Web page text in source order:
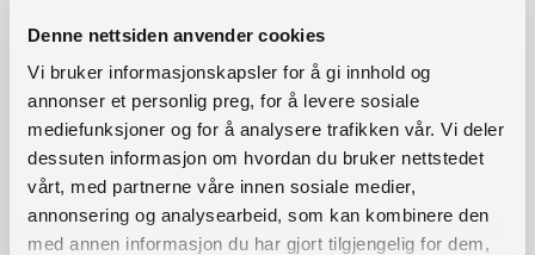
Denne nettsiden anvender cookies
Vi bruker informasjonskapsler for å gi innhold og
annonser et personlig preg, for å levere sosiale
mediefunksjoner og for å analysere trafikken vår. Vi deler
dessuten informasjon om hvordan du bruker nettstedet
vårt, med partnerne våre innen sosiale medier,
annonsering og analysearbeid, som kan kombinere den
med annen informasjon du har gjort tilgjengelig for dem,
om beskyttelse av kulturverdier i tilfelle av
og Unescos konvensjon av 1970 om tiltak for å
forhindre ulovlig handel med kulturgjenstander.
Seminarets arrangører, Riksantikvaren og
Kulturdirektoratet, spiller en sentral rolle i
oppfølgingen av disse konvensjonene, som